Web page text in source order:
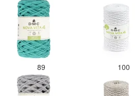
89 100